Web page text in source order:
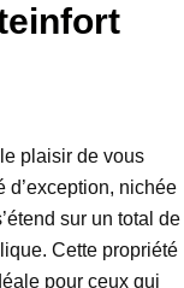
plaisir de vous
d’exception, nichée
sur un total de
Cette propriété
pour ceux qui